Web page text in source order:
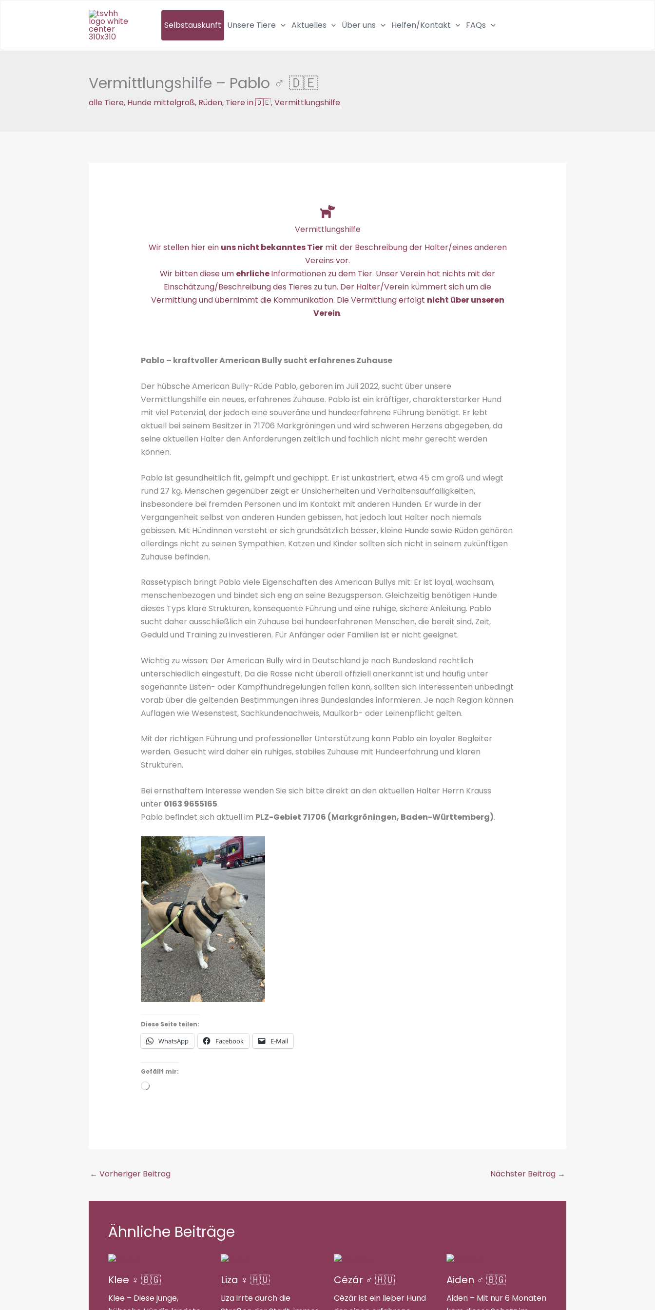
Selbstauskunft Unsere Tiere Aktuelles Über uns Helfen/Kontakt FAQs
Vermittlungshilfe – Pablo ♂ 🇩🇪
alle Tiere, Hunde mittelgroß, Rüden, Tiere in 🇩🇪,Vermittlungshilfe
Vermittlungshilfe
Wir stellen hier ein uns nicht bekanntes Tiermit der Beschreibung der Halter/eines anderen
Vereins vor.
Wir bitten diese um ehrlicheInformationen zu dem Tier. Unser Verein hat nichts mit der
Einschätzung/Beschreibung des Tieres zu tun. Der Halter/Verein kümmert sich um die
Vermittlung und übernimmt die Kommunikation. Die Vermittlung erfolgt nicht über unseren
Verein.
Pablo – kraftvoller American Bully sucht erfahrenes Zuhause
Der hübsche American Bully-Rüde Pablo, geboren im Juli 2022, sucht über unsere
Vermittlungshilfe ein neues, erfahrenes Zuhause. Pablo ist ein kräftiger, charakterstarker Hund
mit viel Potenzial, der jedoch eine souveräne und hundeerfahrene Führung benötigt. Er lebt
aktuell bei seinem Besitzer in 71706 Markgröningen und wird schweren Herzens abgegeben, da
seine aktuellen Halter den Anforderungen zeitlich und fachlich nicht mehr gerecht werden
können.
Pablo ist gesundheitlich fit, geimpft und gechippt. Er ist unkastriert, etwa 45 cm groß und wiegt
rund 27 kg. Menschen gegenüber zeigt er Unsicherheiten und Verhaltensauffälligkeiten,
insbesondere bei fremden Personen und im Kontakt mit anderen Hunden. Er wurde in der
Vergangenheit selbst von anderen Hunden gebissen, hat jedoch laut Halter noch niemals
gebissen. Mit Hündinnen versteht er sich grundsätzlich besser, kleine Hunde sowie Rüden gehören
allerdings nicht zu seinen Sympathien. Katzen und Kinder sollten sich nicht in seinem zukünftigen
Zuhause befinden.
Rassetypisch bringt Pablo viele Eigenschaften des American Bullys mit: Er ist loyal, wachsam,
menschenbezogen und bindet sich eng an seine Bezugsperson. Gleichzeitig benötigen Hunde
dieses Typs klare Strukturen, konsequente Führung und eine ruhige, sichere Anleitung. Pablo
sucht daher ausschließlich ein Zuhause bei hundeerfahrenen Menschen, die bereit sind, Zeit,
Geduld und Training zu investieren. Für Anfänger oder Familien ist er nicht geeignet.
Wichtig zu wissen: Der American Bully wird in Deutschland je nach Bundesland rechtlich
unterschiedlich eingestuft. Da die Rasse nicht überall offiziell anerkannt ist und häufig unter
sogenannte Listen- oder Kampfhundregelungen fallen kann, sollten sich Interessenten unbedingt
vorab über die geltenden Bestimmungen ihres Bundeslandes informieren. Je nach Region können
Auflagen wie Wesenstest, Sachkundenachweis, Maulkorb- oder Leinenpflicht gelten.
Mit der richtigen Führung und professioneller Unterstützung kann Pablo ein loyaler Begleiter
werden. Gesucht wird daher ein ruhiges, stabiles Zuhause mit Hundeerfahrung und klaren
Strukturen.
Bei ernsthaftem Interesse wenden Sie sich bitte direkt an den aktuellen Halter Herrn Krauss
unter 0163 9655165.
Pablo befindet sich aktuell im PLZ-Gebiet 71706 (Markgröningen, Baden-Württemberg).
Diese Seite teilen:
WhatsApp Facebook E-Mail
Gefällt mir:
Wird
← Vorheriger Beitrag Nächster Beitrag →
Ähnliche Beiträge
Klee ♀ 🇧🇬
Klee – Diese junge,
Liza ♀ 🇭🇺
Liza irrte durch die
Cézár ♂ 🇭🇺
Cézár ist ein lieber Hund
Aiden ♂ 🇧🇬
Aiden – Mit nur 6 Monaten